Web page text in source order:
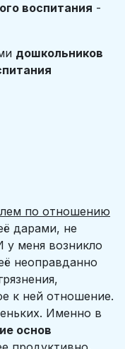
воспитания -
дошкольников
по отношению
дарами, не
у меня возникло
неоправданно
к ней отношение.
Именно в
основ